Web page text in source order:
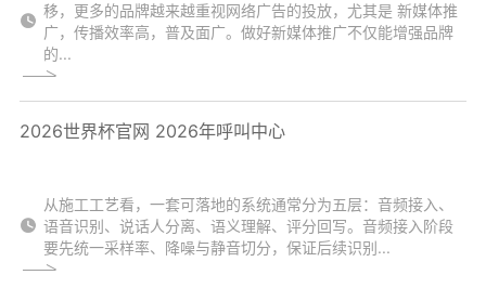
移，更多的品牌越来越重视网络广告的投放，尤其是 新媒体推
广，传播效率高，普及面广。做好新媒体推广不仅能增强品牌
的...
2026世界杯官网 2026年呼叫中心
从施工工艺看，一套可落地的系统通常分为五层：音频接入、
语音识别、说话人分离、语义理解、评分回写。音频接入阶段
要先统一采样率、降噪与静音切分，保证后续识别...